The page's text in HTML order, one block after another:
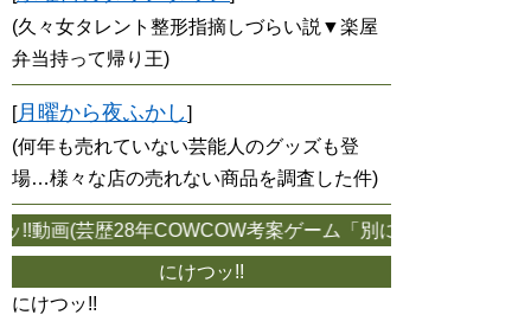
(久々女タレント整形指摘しづらい説▼楽屋
弁当持って帰り王)
[月曜から夜ふかし]
(何年も売れていない芸能人のグッズも登
場…様々な店の売れない商品を調査した件)
動画(芸歴28年COWCOW考案ゲーム「別にええねんけど」
にけつッ!!
にけつッ!!